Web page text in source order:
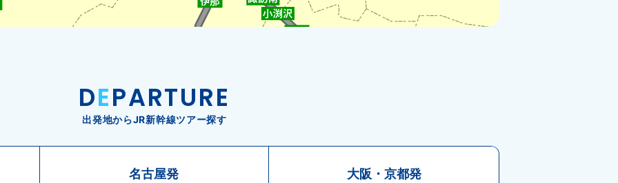
DEPARTURE
出発地からJR新幹線ツアー探す
名古屋発
大阪・ 京都発